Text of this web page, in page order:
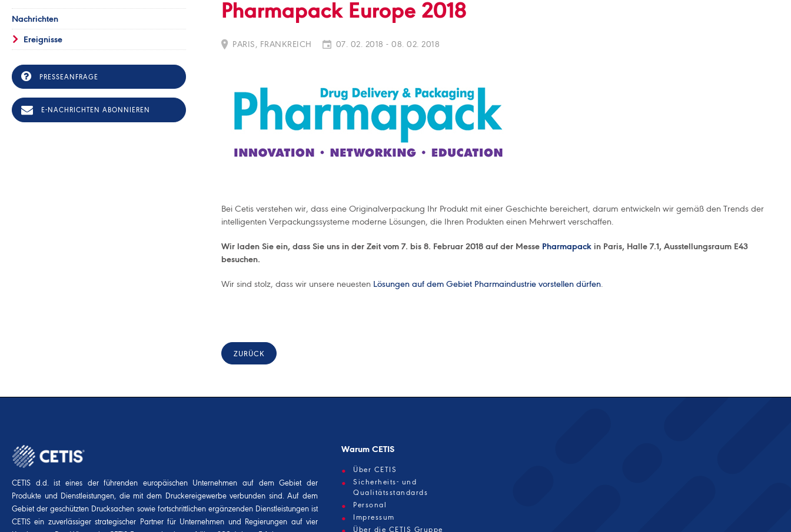
Nachrichten
Ereignisse
PRESSEANFRAGE
E-NACHRICHTEN ABONNIEREN
Pharmapack Europe 2018
PARIS, FRANKREICH 07. 02. 2018 - 08. 02. 2018
Bei Cetis verstehen wir, dass eine Originalverpackung Ihr Produkt mit einer Geschichte bereichert, darum entwickeln wir gemäß den Trends der
intelligenten Verpackungssysteme moderne Lösungen, die Ihren Produkten einen Mehrwert verschaffen.
Wir laden Sie ein, dass Sie uns in der Zeit vom 7. bis 8. Februar 2018 auf der Messe Pharmapack in Paris, Halle 7.1, Ausstellungsraum E43
besuchen.
Wir sind stolz, dass wir unsere neuesten Lösungen auf dem Gebiet Pharmaindustrie vorstellen dürfen.
ZURÜCK
CETIS d.d. ist eines der führenden europäischen Unternehmen auf dem Gebiet der
Produkte und Dienstleistungen, die mit dem Druckereigewerbe verbunden sind. Auf dem
Gebiet der geschützten Drucksachen sowie fortschrittlichen ergänzenden Dienstleistungen ist
CETIS ein zuverlässiger strategischer Partner für Unternehmen und Regierungen auf vier
Warum CETIS
Über CETIS
Sicherheits- und
Qualitätsstandards
Personal
Impressum
Über die CETIS Gruppe